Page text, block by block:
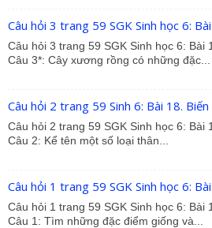
Câu hỏi 3 trang 59 SGK Sinh học 6:
Câu hỏi 3 trang 59 SGK Sinh học 6: Bài
Câu 3*: Cây xương rồng có những đặc...
Câu hỏi 2 trang 59 Sinh 6: Bài 18.
Câu hỏi 2 trang 59 SGK Sinh học 6: Bài
Câu 2: Kể tên một số loại thân...
Câu hỏi 1 trang 59 SGK Sinh học 6:
Câu hỏi 1 trang 59 SGK Sinh học 6: Bài
Câu 1: Tìm những đặc điểm giống và...